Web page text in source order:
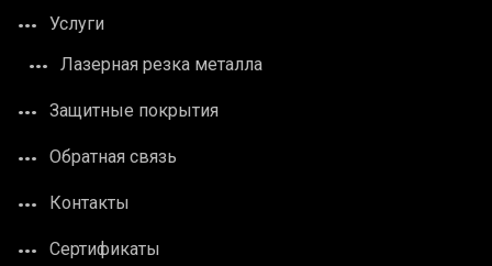
Услуги
Лазерная резка металла
Защитные покрытия
Обратная связь
Контакты
Сертификаты